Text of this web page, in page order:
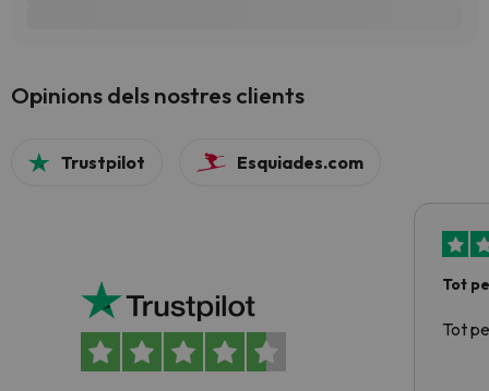
Opinions dels nostres clients
Trustpilot Esquiades.com
Tot
Tot